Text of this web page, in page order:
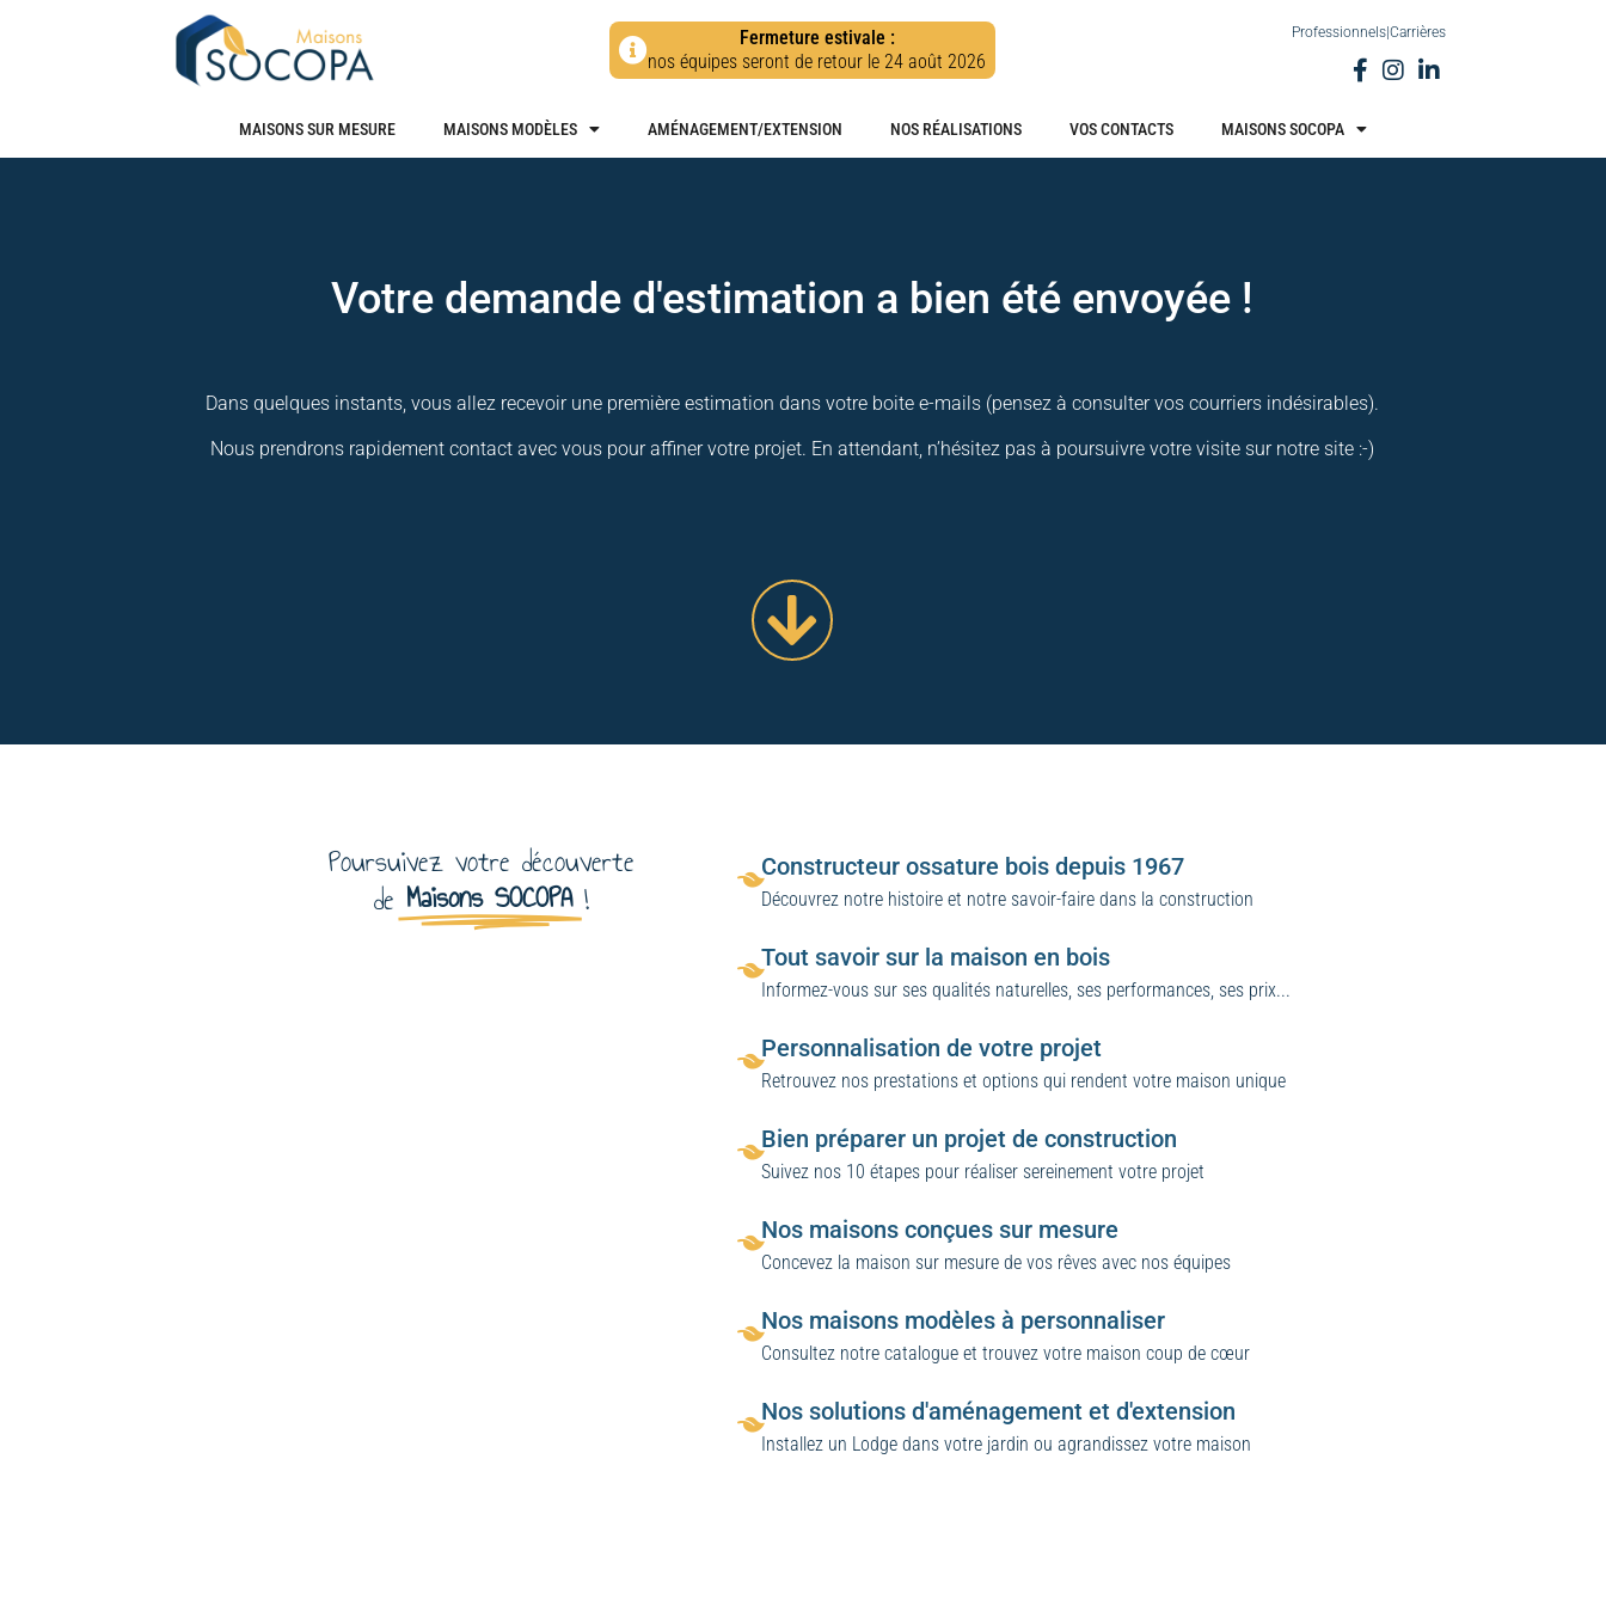
Fermeture estivale :
nos équipes seront de retour le 24 août 2026
Professionnels|Carrières
MAISONS SUR MESURE MAISONS MODÈLES AMÉNAGEMENT/EXTENSION NOS RÉALISATIONS VOS CONTACTS MAISONS SOCOPA
Votre demande d'estimation a bien été envoyée !
Dans quelques instants, vous allez recevoir une première estimation dans votre boite e-mails (pensez à consulter vos courriers indésirables).
Nous prendrons rapidement contact avec vous pour affiner votre projet. En attendant, n’hésitez pas à poursuivre votre visite sur notre site :-)
Poursuivez votre découverte
de Maisons SOCOPA !
Constructeur ossature bois depuis 1967
Découvrez notre histoire et notre savoir-faire dans la construction
Tout savoir sur la maison en bois
Informez-vous sur ses qualités naturelles, ses performances, ses prix...
Personnalisation de votre projet
Retrouvez nos prestations et options qui rendent votre maison unique
Bien préparer un projet de construction
Suivez nos 10 étapes pour réaliser sereinement votre projet
Nos maisons conçues sur mesure
Concevez la maison sur mesure de vos rêves avec nos équipes
Nos maisons modèles à personnaliser
Consultez notre catalogue et trouvez votre maison coup de cœur
Nos solutions d'aménagement et d'extension
Installez un Lodge dans votre jardin ou agrandissez votre maison